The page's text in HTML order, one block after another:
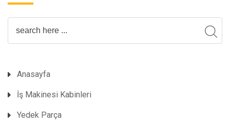
Anasayfa
İş Makinesi Kabinleri
Yedek Parça